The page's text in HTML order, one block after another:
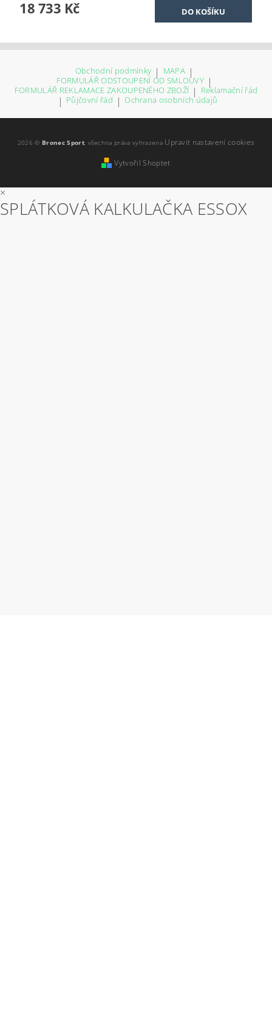
18 733 Kč
Obchodní podmínky | MAPA |
FORMULÁŘ ODSTOUPENÍ OD SMLOUVY |
FORMULÁŘ REKLAMACE ZAKOUPENÉHO ZBOŽÍ | Reklamační řád
| Půjčovní řád | Ochrana osobních údajů
2026 © Bronec Sport, všechna práva vyhrazena Upravit nastavení cookies
Vytvořil Shoptet
×
SPLÁTKOVÁ KALKULAČKA ESSOX